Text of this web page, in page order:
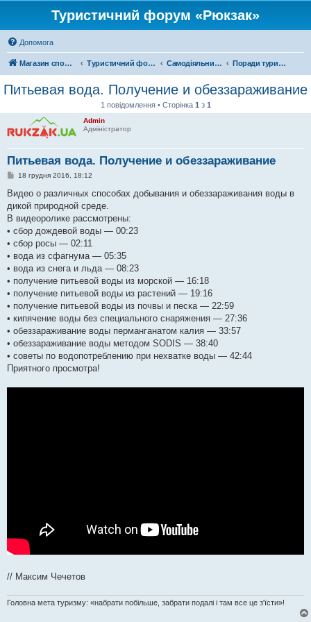
Туристичний форум «Рюкзак»
Допомога
Магазин спорядження Туристичний форум «Рюкзак» Самодіяльний туризм Поради туристам
Питьевая вода. Получение и обеззараживание
1 повідомлення • Сторінка 1 з 1
Admin
Адміністратор
Питьевая вода. Получение и обеззараживание
П
в
д
о
л
е
н
я
18 грудня 2016, 18:12
Видео о различных способах добывания и обеззараживания воды в
дикой природной среде.
В видеоролике рассмотрены:
• сбор дождевой воды — 00:23
• сбор росы — 02:11
• вода из сфагнума — 05:35
• вода из снега и льда — 08:23
• получение питьевой воды из морской — 16:18
• получение питьевой воды из растений — 19:16
• получение питьевой воды из почвы и песка — 22:59
• кипячение воды без специального снаряжения — 27:36
• обеззараживание воды перманганатом калия — 33:57
• обеззараживание воды методом SODIS — 38:40
• советы по водопотреблению при нехватке воды — 42:44
Приятного просмотра!
// Максим Чечетов
Головна мета туризму: «набрати побільше, забрати подалі і там все це з'їсти»!